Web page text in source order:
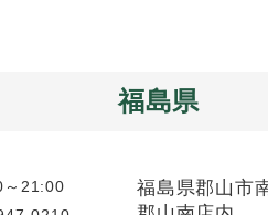
福島県
～21:00
福島県郡山市